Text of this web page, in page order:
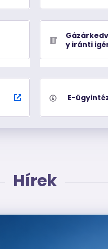
y iránti
E-
Hírek